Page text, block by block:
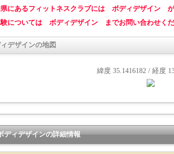
にあるフィットネスクラブには ボディデザイン
については ボディデザイン までお問い合わせくだ
デザインの地図
緯度 35.1416182 / 経度
ディデザインの詳細情報